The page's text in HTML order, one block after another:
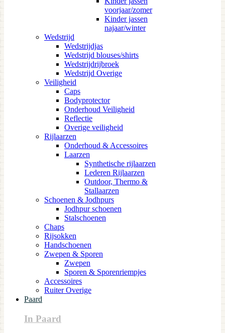
voorjaar/zomer
Kinder jassen
najaar/winter
Wedstrijd
Wedstrijdjas
Wedstrijd blouses/shirts
Wedstrijdrijbroek
Wedstrijd Overige
Veiligheid
Caps
Bodyprotector
Onderhoud Veiligheid
Reflectie
Overige veiligheid
Rijlaarzen
Onderhoud & Accessoires
Laarzen
Synthetische rijlaarzen
Lederen Rijlaarzen
Outdoor, Thermo &
Stallaarzen
Schoenen & Jodhpurs
Jodhpur schoenen
Stalschoenen
Chaps
Rijsokken
Handschoenen
Zwepen & Sporen
Zwepen
Sporen & Sporenriempjes
Accessoires
Ruiter Overige
Paard
In Paard